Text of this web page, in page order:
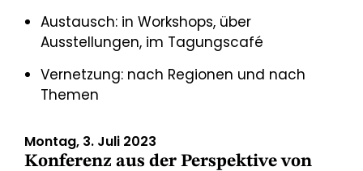
Austausch: in Workshops, über
Ausstellungen, im Tagungscafé
Vernetzung: nach Regionen und nach
Themen
Montag, 3. Juli 2023
Konferenz aus der Perspektive von